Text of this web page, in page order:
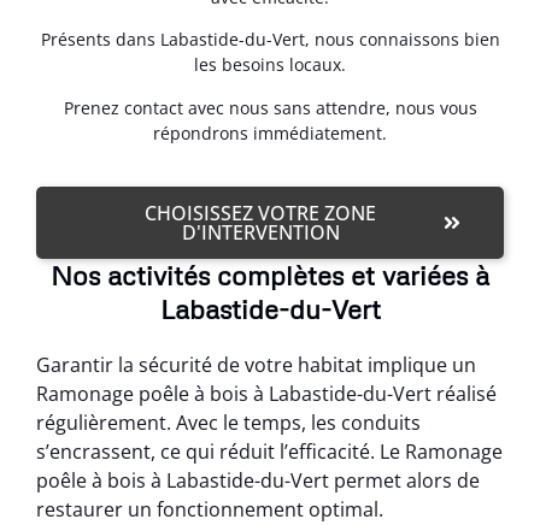
Présents dans Labastide-du-Vert, nous connaissons bien
les besoins locaux.
Prenez contact avec nous sans attendre, nous vous
répondrons immédiatement.
CHOISISSEZ VOTRE ZONE
D'INTERVENTION
Nos activités complètes et variées à
Labastide-du-Vert
Garantir la sécurité de votre habitat implique un
Ramonage poêle à bois à Labastide-du-Vert réalisé
régulièrement. Avec le temps, les conduits
s’encrassent, ce qui réduit l’efficacité. Le Ramonage
poêle à bois à Labastide-du-Vert permet alors de
restaurer un fonctionnement optimal.